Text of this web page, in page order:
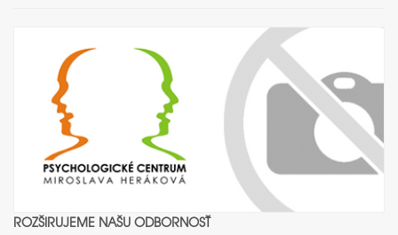
ROZŠIRUJEME NAŠU ODBORNOSŤ